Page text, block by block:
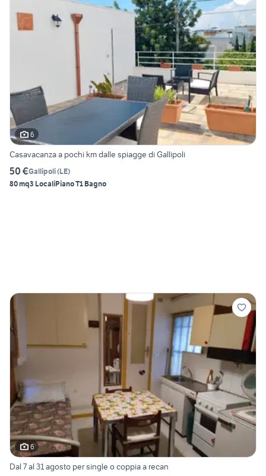
6
Casavacanza a pochi km dalle spiagge di Gallipoli
50 €Gallipoli(LE)
80 mq3 LocaliPiano T1 Bagno
6
Dal 7 al 31 agosto per single o coppia a recan